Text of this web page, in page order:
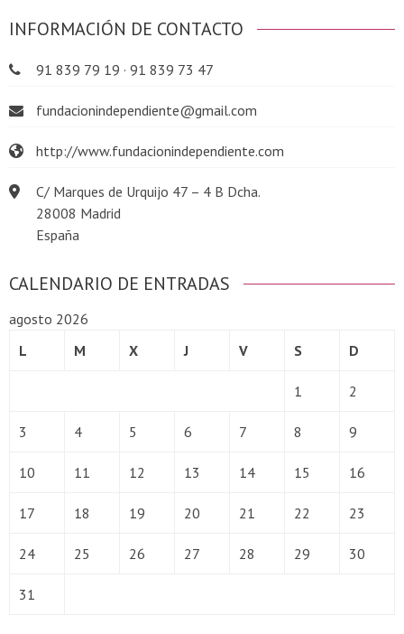
INFORMACIÓN DE CONTACTO
91 839 79 19 · 91 839 73 47
fundacionindependiente@gmail.com
http://www.fundacionindependiente.com
C/ Marques de Urquijo 47 – 4 B Dcha.
28008 Madrid
España
CALENDARIO DE ENTRADAS
agosto 2026
L
M X J V S D
1 2
3 4 5 6 7 8 9
10 11 12 13 14 15 16
17 18 19 20 21 22 23
24 25 26 27 28 29 30
31